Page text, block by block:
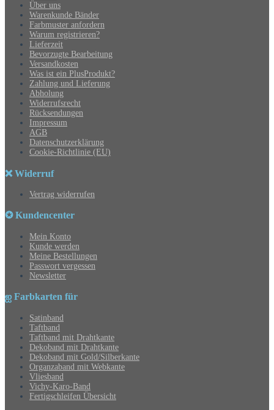
Über uns
Warenkunde Bänder
Farbmuster anfordern
Warum registrieren?
Lieferzeit
Bevorzugte Bearbeitung
Versandkosten
Was ist ein PlusProdukt?
Zahlung und Lieferung
Abholung
Widerrufsrecht
Rücksendungen
Impressum
AGB
Datenschutzerklärung
Cookie-Richtlinie (EU)
❌ Widerruf
Vertrag widerrufen
✪ Kundencenter
Mein Konto
Kunde werden
Meine Bestellungen
Passwort vergessen
Newsletter
ஐ Farbkarten für
Satinband
Taftband
Taftband mit Drahtkante
Dekoband mit Drahtkante
Dekoband mit Gold/Silberkante
Organzaband mit Webkante
Vliesband
Vichy-Karo-Band
Fertigschleifen Übersicht